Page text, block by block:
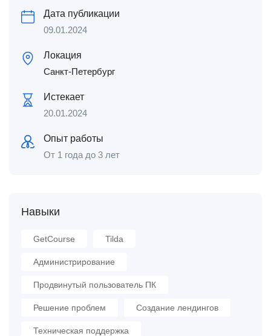
Дата публикации
09.01.2024
Локация
Санкт-Петербург
Истекает
20.01.2024
Опыт работы
От 1 года до 3 лет
Навыки
GetCourse Tilda
Администрирование
Продвинутый пользователь ПК
Решение проблем Создание лендингов
Техническая поддержка